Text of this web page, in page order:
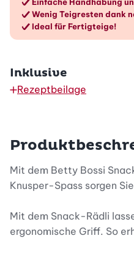
Einfache Handhabung
Wenig Teigresten dank
Ideal für Fertigteige!
Inklusive
Rezeptbeilage
Mit dem Betty Bossi
Knusper-Spass sorgen
Mit dem Snack-Rädli
ergonomische Griff. So